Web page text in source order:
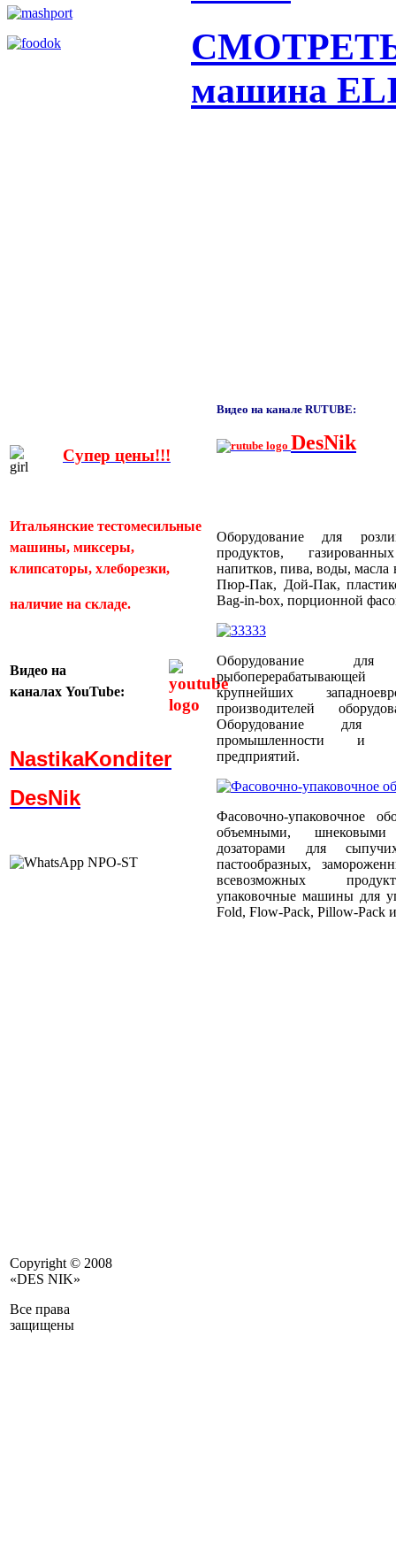
СМОТРЕТЬ
машина
Супер цены!!!
Итальянские тестомесильные
машины, миксеры,
клипсаторы, хлеборезки,
наличие на складе.
Видео на
каналах YouTube:
NastikaKonditer
DesNik
Видео на канале RUTUBE:
DesNik
Оборудование для
продуктов,
напитков, пива, воды,
Пюр-Пак, Дой-Пак,
Bag-in-box, порционной
Оборудование
крупнейших
производителей
Оборудование для
промышленности и
предприятий.
Фасовочно-упаковочное
объемными,
дозаторами для
пастообразных,
всевозможных
упаковочные машины для
Fold, Flow-Pack, Pillow-Pack
Copyright © 2008
«DES NIK»
Все права
защищены